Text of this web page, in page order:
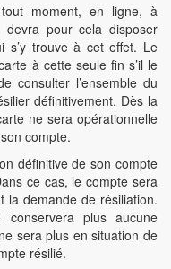
moment, en ligne, à
devra pour cela disposer
s’y trouve à cet effet. Le
à cette seule fin s’il le
consulter l’ensemble du
définitivement. Dès la
ne sera opérationnelle
compte.
définitive de son compte
ce cas, le compte sera
la demande de résiliation.
plus aucune
sera plus en situation de
résilié.